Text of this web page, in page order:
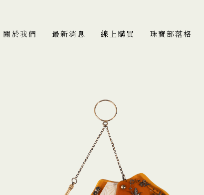
關於我們 最新消息 線上購買 珠寶部落格